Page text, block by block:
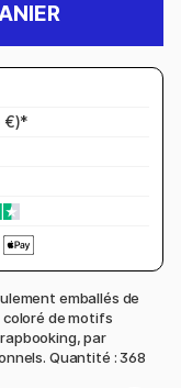
€)*
emballés de
de motifs
par
Quantité : 368